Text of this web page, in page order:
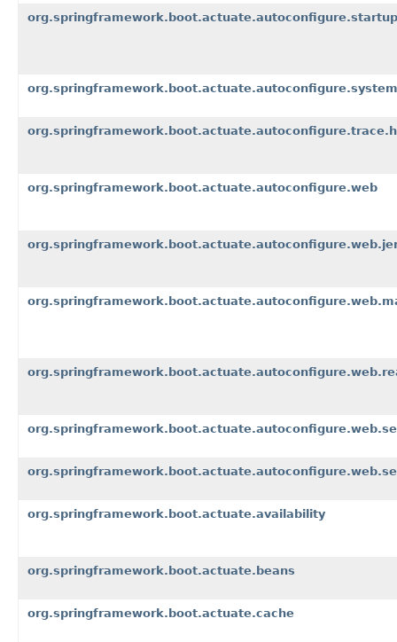
org.springframework.boot.actuate.autoconfigure.startup
org.springframework.boot.actuate.autoconfigure.system
org.springframework.boot.actuate.autoconfigure.web
org.springframework.boot.actuate.availability
org.springframework.boot.actuate.beans
org.springframework.boot.actuate.cache